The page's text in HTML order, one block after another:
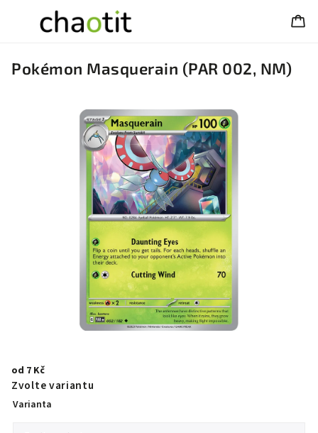
Pokémon Masquerain (PAR 002, NM)
od 7 Kč
Zvolte variantu
Varianta